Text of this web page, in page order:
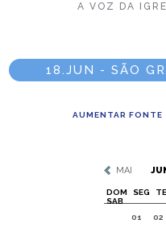
A VOZ DA
18.JUN - SÃO
AUMENTAR FONTE
MAI
DOM SEG
SAB
01
02